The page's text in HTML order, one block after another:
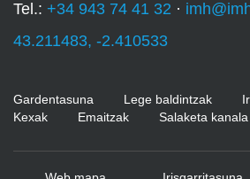
Tel.: +34 943 74 41 32 ·
43.211483, -2.410533
Gardentasuna Lege baldintzak
Kexak
Emaitzak Salaketa kanala